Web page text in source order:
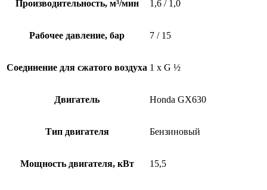
Производительность, м³/мин 1,6 / 1,0
Рабочее давление, бар 7 / 15
Соединение для сжатого воздуха 1 x G ½
Двигатель Honda GX630
Тип двигателя Бензиновый
Мощность двигателя, кВт 15,5